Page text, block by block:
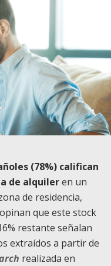
(78%) califican
de alquileren un
de residencia,
que este stock
restante señalan
extraídos a partir de
realizada en